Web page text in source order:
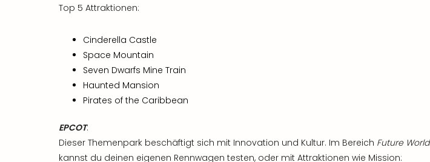
Top 5 Attraktionen:
Cinderella Castle
Space Mountain
Seven Dwarfs Mine Train
Haunted Mansion
Pirates of the Caribbean
EPCOT:
Dieser Themenpark beschäftigt sich mit Innovation und Kultur. Im Bereich Future World
kannst du deinen eigenen Rennwagen testen, oder mit Attraktionen wie Mission: